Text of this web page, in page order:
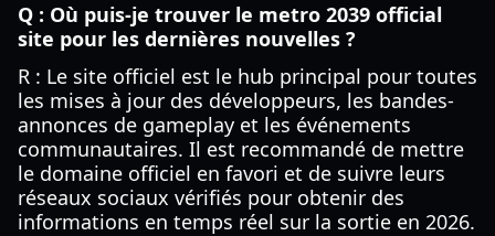
Q : Où puis-je trouver le metro 2039 official
site pour les dernières nouvelles ?
R : Le site officiel est le hub principal pour toutes
les mises à jour des développeurs, les bandes-
annonces de gameplay et les événements
communautaires. Il est recommandé de mettre
le domaine officiel en favori et de suivre leurs
réseaux sociaux vérifiés pour obtenir des
informations en temps réel sur la sortie en 2026.